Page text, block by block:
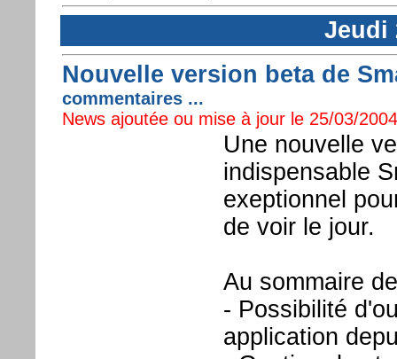
Jeudi
Nouvelle version beta de
commentaires ...
News ajoutée ou mise à jour le 25/03/
Une nouvelle
indispensable
exeptionnel
de voir le jour.
Au sommaire
- Possibilité
application